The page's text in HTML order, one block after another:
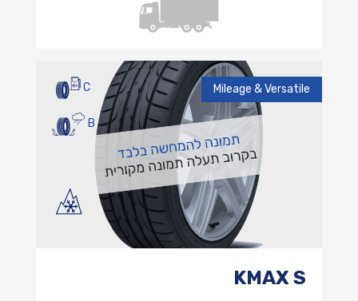
Mileage & Versatile
C
B
KMAX S